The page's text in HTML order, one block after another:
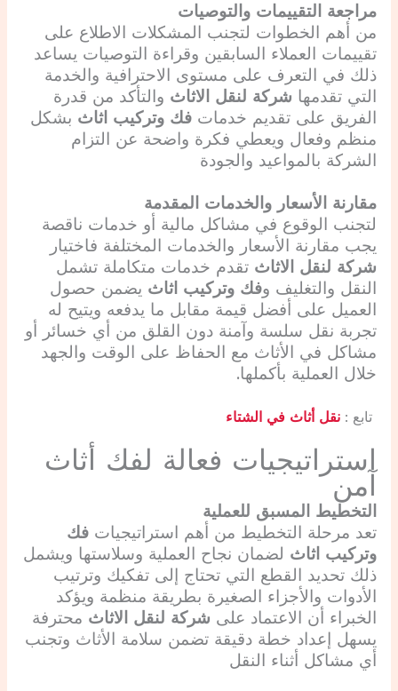
مراجعة التقييمات والتوصيات
من أهم الخطوات لتجنب المشكلات الاطلاع على
تقييمات العملاء السابقين وقراءة التوصيات يساعد
ذلك في التعرف على مستوى الاحترافية والخدمة
التي تقدمها شركة لنقل الاثاث والتأكد من قدرة
الفريق على تقديم خدمات فك وتركيب اثاث بشكل
منظم وفعال ويعطي فكرة واضحة عن التزام
الشركة بالمواعيد والجودة
مقارنة الأسعار والخدمات المقدمة
لتجنب الوقوع في مشاكل مالية أو خدمات ناقصة
يجب مقارنة الأسعار والخدمات المختلفة فاختيار
شركة لنقل الاثاث تقدم خدمات متكاملة تشمل
النقل والتغليف وفك وتركيب اثاث يضمن حصول
العميل على أفضل قيمة مقابل ما يدفعه ويتيح له
تجربة نقل سلسة وآمنة دون القلق من أي خسائر أو
مشاكل في الأثاث مع الحفاظ على الوقت والجهد
خلال العملية بأكملها.
تابع : نقل أثاث في الشتاء
استراتيجيات فعالة لفك أثاث
آمن
التخطيط المسبق للعملية
تعد مرحلة التخطيط من أهم استراتيجيات فك
وتركيب اثاث لضمان نجاح العملية وسلاستها ويشمل
ذلك تحديد القطع التي تحتاج إلى تفكيك وترتيب
الأدوات والأجزاء الصغيرة بطريقة منظمة ويؤكد
الخبراء أن الاعتماد على شركة لنقل الاثاث محترفة
يسهل إعداد خطة دقيقة تضمن سلامة الأثاث وتجنب
أي مشاكل أثناء النقل